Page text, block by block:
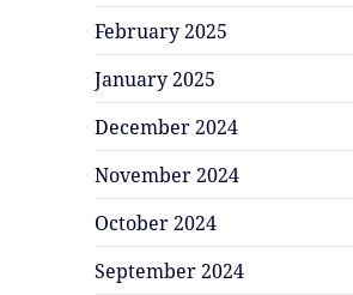
February 2025
January 2025
December 2024
November 2024
October 2024
September 2024